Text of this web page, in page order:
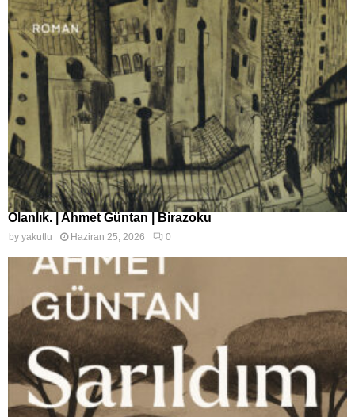
Olanlık. | Ahmet Güntan | Birazoku
by yakutlu Haziran 25, 2026 0